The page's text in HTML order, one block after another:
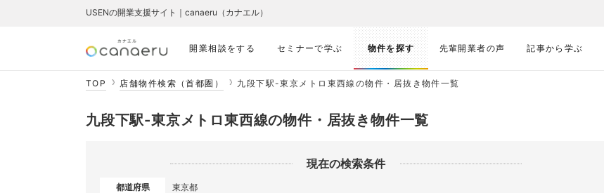
開業相談をする セミナーで学ぶ 物件を探す 先輩開業者の声 記事から学ぶ
USENの開業支援サイト｜canaeru（カナエル）
TOP 店舗物件検索（首都圏） 九段下駅-東京メトロ東西線の物件・居抜き物件一覧
九段下駅-東京メトロ東西線の物件・居抜き物件一覧
現在の検索条件
都道府県 東京都